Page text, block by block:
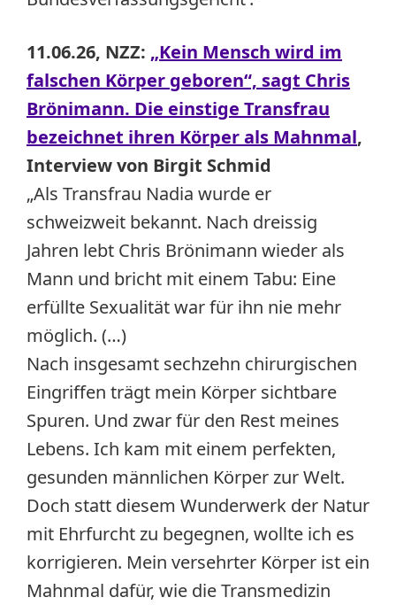
11.06.26, NZZ: „Kein Mensch wird im
falschen Körper geboren“, sagt Chris
Brönimann. Die einstige Transfrau
bezeichnet ihren Körper als Mahnmal,
Interview von Birgit Schmid
„Als Transfrau Nadia wurde er
schweizweit bekannt. Nach dreissig
Jahren lebt Chris Brönimann wieder als
Mann und bricht mit einem Tabu: Eine
erfüllte Sexualität war für ihn nie mehr
möglich. (…)
Nach insgesamt sechzehn chirurgischen
Eingriffen trägt mein Körper sichtbare
Spuren. Und zwar für den Rest meines
Lebens. Ich kam mit einem perfekten,
gesunden männlichen Körper zur Welt.
Doch statt diesem Wunderwerk der Natur
mit Ehrfurcht zu begegnen, wollte ich es
korrigieren. Mein versehrter Körper ist ein
Mahnmal dafür, wie die Transmedizin